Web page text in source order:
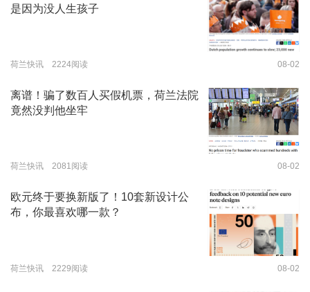
是因为没人生孩子
荷兰快讯 2224阅读 08-02
离谱！骗了数百人买假机票，荷兰法院
竟然没判他坐牢
荷兰快讯 2081阅读 08-02
欧元终于要换新版了！10套新设计公
布，你最喜欢哪一款？
荷兰快讯 2229阅读 08-02